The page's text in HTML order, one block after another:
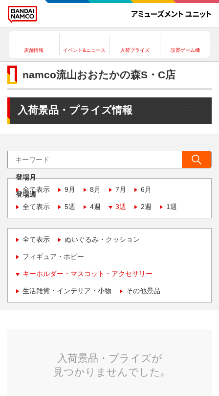
店舗情報 イベント&ニュース 入荷プライズ 設置ゲーム機
namco流山おおたかの森S・C店
入荷景品・プライズ情報
登場月
全て表示
9月 8月 7月 6月
登場週
全て表示
5週 4週 3週 2週 1週
全て表示 ぬいぐるみ・クッション
フィギュア・ホビー
キーホルダー・マスコット・アクセサリー
生活雑貨・インテリア・小物 その他景品